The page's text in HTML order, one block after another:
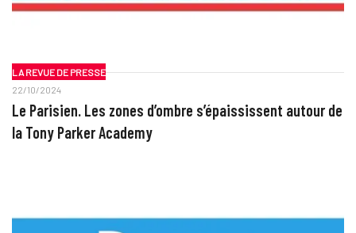
LA REVUE DE PRESSE
22/10/2024
Le Parisien. Les zones d’ombre s’épaississent autour de
la Tony Parker Academy